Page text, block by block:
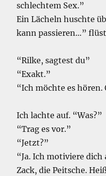
schlechtem Sex.”
Ein Lächeln huschte
kann passieren…”
“Rilke, sagtest du”
“Exakt.”
“Ich möchte es hören.
Ich lachte auf. “Was?”
“Trag es vor.”
“Jetzt?”
“Ja. Ich motiviere dich
Zack, die Peitsche.